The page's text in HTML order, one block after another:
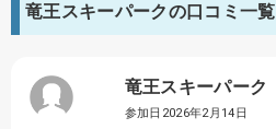
竜王スキーパークの口コミ一覧
竜王スキーパーク
参加日2026年2月14日